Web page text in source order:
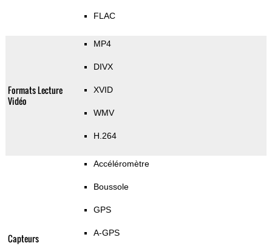
FLAC
Formats Lecture
Vidéo
MP4
DIVX
XVID
WMV
H.264
Capteurs
Accéléromètre
Boussole
GPS
A-GPS